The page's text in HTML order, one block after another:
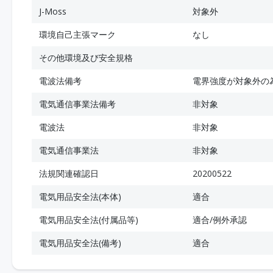
J-Moss
対象外
環境自己主張マーク
なし
その他環境及び安全規格
電波法備考
電界強度が対象外の
電気通信事業法備考
非対象
電波法
非対象
電気通信事業法
非対象
法規関連確認日
20200522
電気用品安全法(本体)
適合
電気用品安全法(付属品等)
適合/例外承認
電気用品安全法(備考)
適合